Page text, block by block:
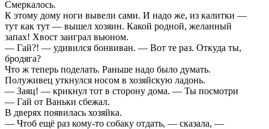
Смеркалось.
К этому дому ноги вывели сами. И надо же, из калитки —
тут как тут — вышел хозяин. Какой родной, желанный
запах! Хвост заиграл вьюном.
— Гай?! — удивился бонвиван. — Вот те раз. Откуда ты,
бродяга?
Что ж теперь поделать. Раньше надо было думать.
Полуживец уткнулся носом в хозяйскую ладонь.
— Заяц! — крикнул тот в сторону дома. — Ты посмотри
— Гай от Ваньки сбежал.
В дверях появилась хозяйка.
— Чтоб ещё раз кому-то собаку отдать, — сказала, —